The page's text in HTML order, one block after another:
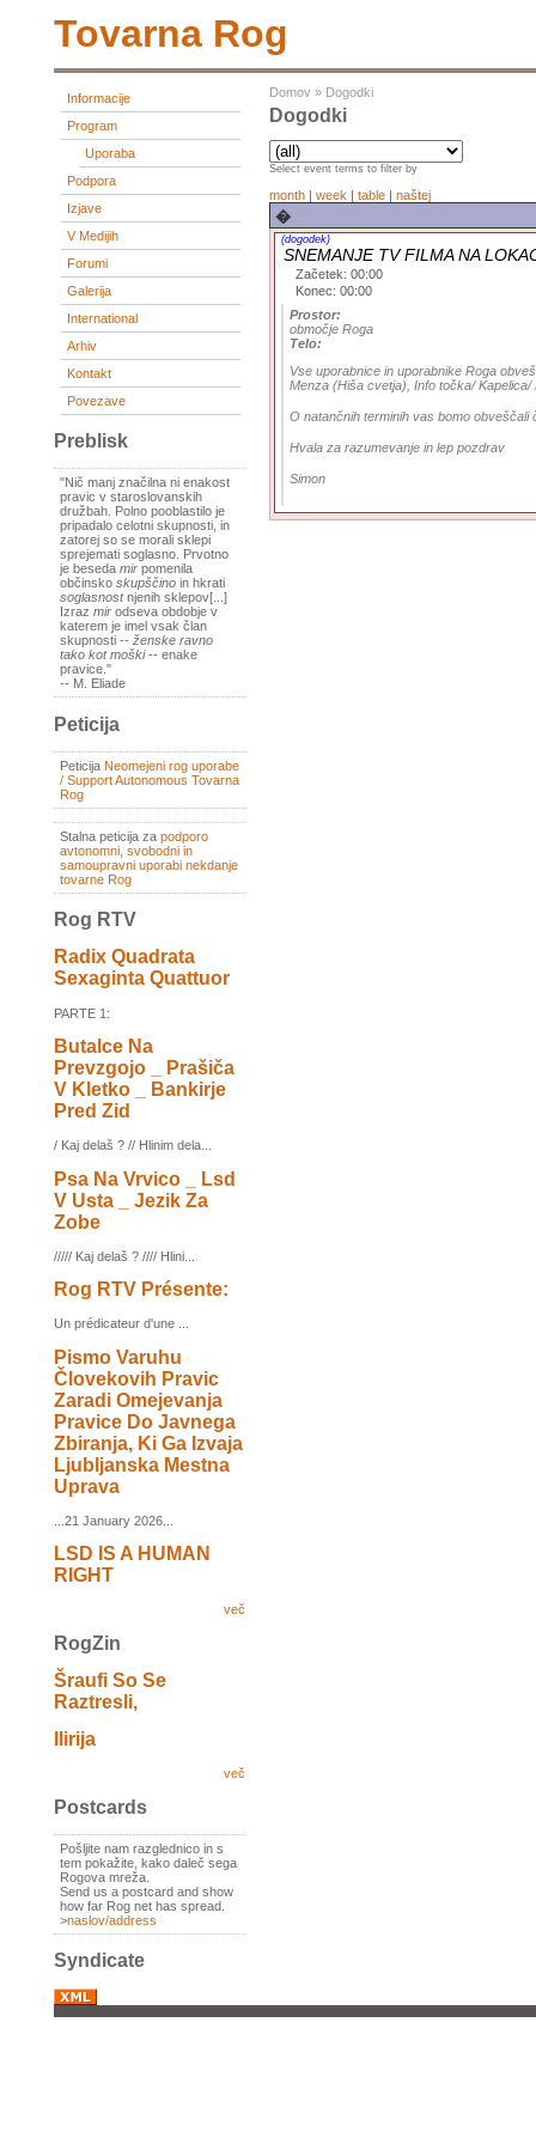
Tovarna Rog
Informacije
Program
Uporaba
Podpora
Izjave
V Medijih
Forumi
Galerija
International
Arhiv
Kontakt
Povezave
Preblisk
"Nič manj značilna ni enakost
pravic v staroslovanskih
družbah. Polno pooblastilo je
pripadalo celotni skupnosti, in
zatorej so se morali sklepi
sprejemati soglasno. Prvotno
je beseda mir pomenila
občinsko skupščino in hkrati
soglasnostnjenih sklepov[...]
Izraz mir odseva obdobje v
katerem je imel vsak član
skupnosti -- ženske ravno
tako kot moški-- enake
pravice."
-- M. Eliade
Peticija
Peticija Neomejeni rog uporabe
/ Support Autonomous Tovarna
Rog
Stalna peticija za podporo
avtonomni, svobodni in
samoupravni uporabi nekdanje
tovarne Rog
Rog RTV
Radix Quadrata
Sexaginta Quattuor
PARTE 1:
Butalce Na
Prevzgojo _ Prašiča
V Kletko _ Bankirje
Pred Zid
/ Kaj delaš ? // Hlinim dela...
Psa Na Vrvico _ Lsd
V Usta _ Jezik Za
Zobe
///// Kaj delaš ? //// Hlini...
Rog RTV Présente:
Un prédicateur d'une ...
Pismo Varuhu
Človekovih Pravic
Zaradi Omejevanja
Pravice Do Javnega
Zbiranja, Ki Ga Izvaja
Ljubljanska Mestna
Uprava
...21 January 2026...
LSD IS A HUMAN
RIGHT
več
RogZin
Šraufi So Se
Raztresli,
Ilirija
več
Postcards
Pošljite nam razglednico in s
tem pokažite, kako daleč sega
Rogova mreža.
Send us a postcard and show
how far Rog net has spread.
>naslov/address
Syndicate
Domov » Dogodki
Dogodki
Select event terms to filter by
month | week | table | naštej
�
(dogodek)
SNEMANJE TV FILMA NA
Začetek: 00:00
Konec: 00:00
Prostor:
območje Roga
Telo:
Vse uporabnice in uporabnike Roga
Menza (Hiša cvetja), Info točka/
O natančnih terminih vas bomo obveščali
Hvala za razumevanje in lep pozdrav
Simon